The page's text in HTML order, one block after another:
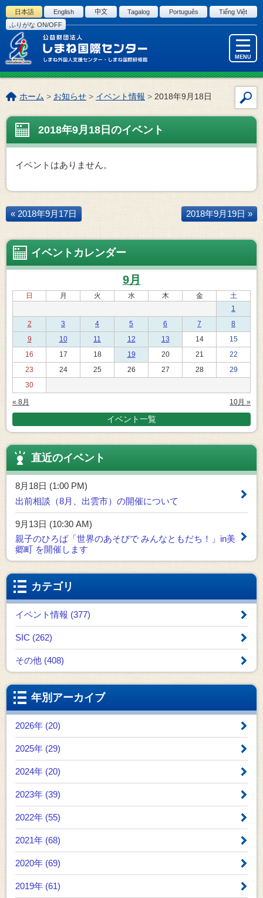
このページの本文へ
日本語 English 中文 Tagalog Português
Tiếng Việt
ふりがな ON/OFF
MENU
イ
内
こ
の
ペ
ジ
ホーム> お知らせ> イベント情報 >2018年9月18日
2018年9月18日のイベント
イベントはありません。
« 2018年9月17日 2018年9月19日 »
イベントカレンダー
9月
日 月 火 水 木 金
土
1
2
3 4 5 6 7
8
9
10 11 12 13 14
15
16
17 18 19 20 21
22
23
24 25 26 27 28
29
30
« 8月 10月 »
イベント一覧
直近のイベント
8月18日 (1:00 PM)
出前相談（8月、出雲市）の開催について
9月13日 (10:30 AM)
親子のひろば「世界のあそびで みんなともだち！」in美
郷町 を開催します
カテゴリ
イベント情報 (377)
SIC (262)
その他 (408)
年別アーカイブ
2026年 (20)
2025年 (29)
2024年 (20)
2023年 (39)
2022年 (55)
2021年 (68)
2020年 (69)
2019年 (61)